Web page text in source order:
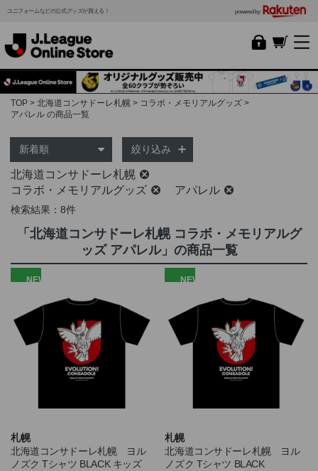
ユニフォームなどの公式グッズが買える！ powered by
TOP 北海道コンサドーレ札幌
コラボ・メモリアルグッズ
アパレル の商品一覧
絞り込み
北海道コンサドーレ札幌
コラボ・メモリアルグッズ
アパレル
検索結果：8件
「北海道コンサドーレ札幌 コラボ・メモリアルグ
ッズ アパレル」の商品一覧
NEW
札幌
北海道コンサドーレ札幌 ヨル
ノズク Tシャツ BLACK キッズ
NEW
札幌
北海道コンサドーレ札幌 ヨル
ノズク Tシャツ BLACK